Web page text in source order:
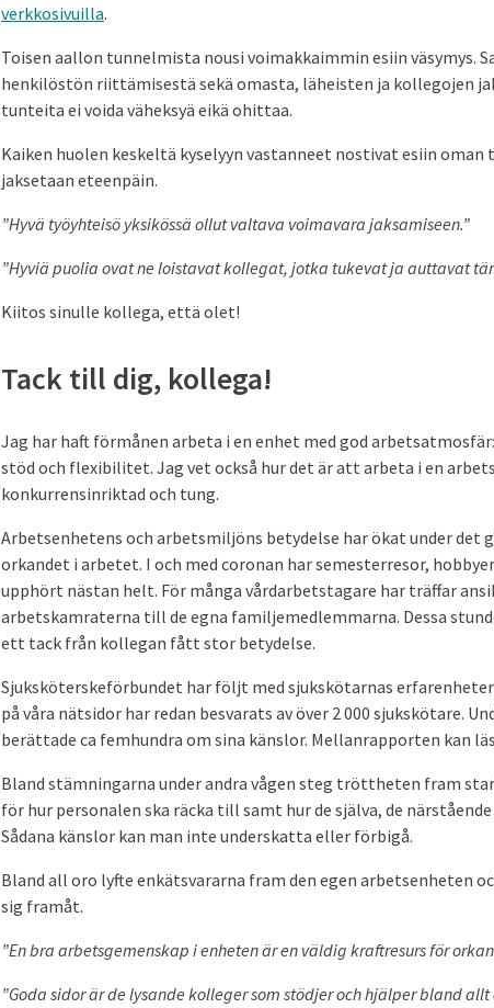
verkkosivuilla.
Toisen aallon tunnelmista nousi voimakkaimmin esiin väsymys.
henkilöstön riittämisestä sekä omasta, läheisten ja kollegojen
tunteita ei voida väheksyä eikä ohittaa.
Kaiken huolen keskeltä kyselyyn vastanneet nostivat esiin
jaksetaan eteenpäin.
”Hyvä työyhteisö yksikössä ollut valtava voimavara jaksamiseen.”
”Hyviä puolia ovat ne loistavat kollegat, jotka tukevat ja auttavat
Kiitos sinulle kollega, että olet!
Tack till dig, kollega!
Jag har haft förmånen arbeta i en enhet med god
stöd och flexi­­bilitet. Jag vet också hur det är att arbeta i en
konkurrensinriktad och tung.
Arbetsenhetens och arbetsmiljöns betydelse har ökat under
orkandet i arbetet. I och med coronan har semester­­resor,
upphört nästan helt. För många vårdarbetstagare har träffar
arbetskamraterna till de egna familjemedlemmarna. Dessa
ett tack från kollegan fått stor betydelse.
Sjuksköterskeförbundet har följt med sjukskötarnas
på våra nätsidor har redan besvarats av över 2 000 sjukskötare.
berättade ca femhundra om sina känslor. Mellanrapporten kan
Bland stämningarna under andra vågen steg tröttheten fram
för hur personalen ska räcka till samt hur de själva, de
Sådana känslor kan man inte underskatta eller förbigå.
Bland all oro lyfte enkätsvararna fram den egen arbets­enheten
sig framåt.
”En bra arbetsgemenskap i enheten är en väldig kraftresurs för
”Goda sidor är de lysande kolleger som stödjer och hjälper bland allt